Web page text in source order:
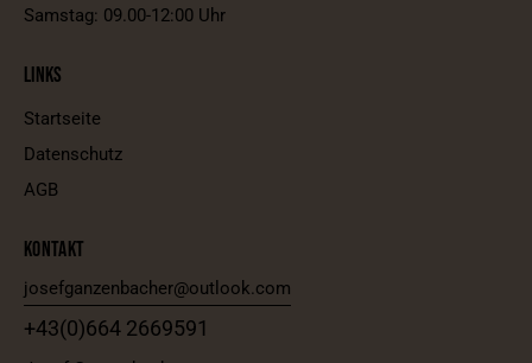
Samstag: 09.00-12:00 Uhr
LINKS
Startseite
Datenschutz
AGB
KONTAKT
josefganzenbacher@outlook.com
+43(0)664 2669591